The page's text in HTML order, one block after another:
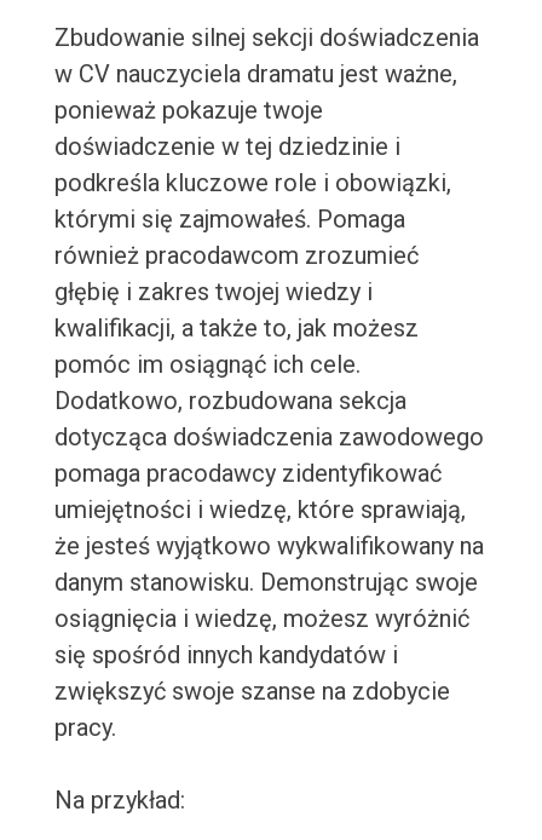
Zbudowanie silnej sekcji doświadczenia
w CV nauczyciela dramatu jest ważne,
ponieważ pokazuje twoje
doświadczenie w tej dziedzinie i
podkreśla kluczowe role i obowiązki,
którymi się zajmowałeś. Pomaga
również pracodawcom zrozumieć
głębię i zakres twojej wiedzy i
kwalifikacji, a także to, jak możesz
pomóc im osiągnąć ich cele.
Dodatkowo, rozbudowana sekcja
dotycząca doświadczenia zawodowego
pomaga pracodawcy zidentyfikować
umiejętności i wiedzę, które sprawiają,
że jesteś wyjątkowo wykwalifikowany na
danym stanowisku. Demonstrując swoje
osiągnięcia i wiedzę, możesz wyróżnić
się spośród innych kandydatów i
zwiększyć swoje szanse na zdobycie
pracy.
Na przykład: